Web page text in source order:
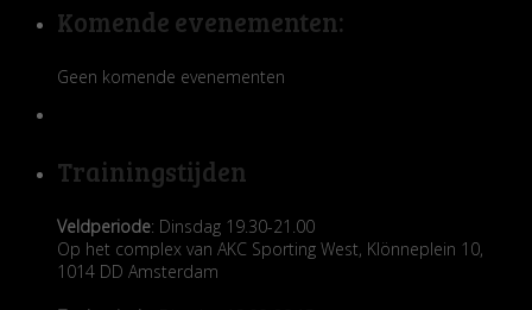
Komende evenementen:
Geen komende evenementen
Trainingstijden
Veldperiode: Dinsdag 19.30-21.00
Op het complex van AKC Sporting West, Klönneplein 10,
1014 DD Amsterdam